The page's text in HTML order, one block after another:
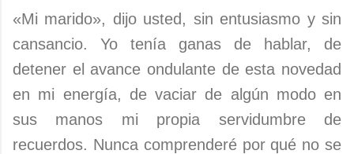
«Mi marido», dijo usted, sin entusiasmo y sin
cansancio. Yo tenía ganas de hablar, de
detener el avance ondulante de esta novedad
en mi energía, de vaciar de algún modo en
sus manos mi propia servidumbre de
recuerdos. Nunca comprenderé por qué no se